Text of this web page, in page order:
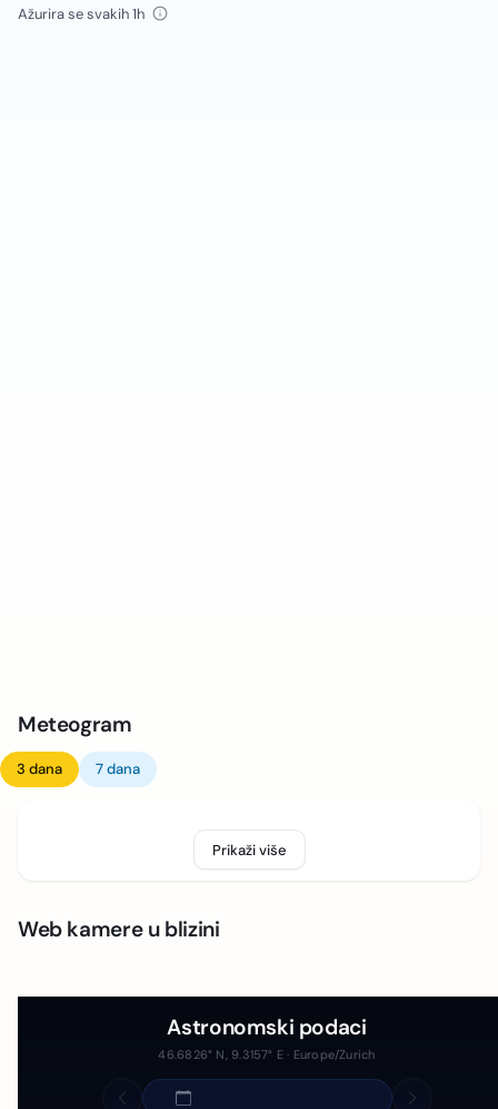
Ažurira se svakih 1h
Meteogram
3 dana 7 dana
Prikaži više
Web kamere u blizini
Astronomski podaci
46.6826° N, 9.3157° E · Europe/Zurich